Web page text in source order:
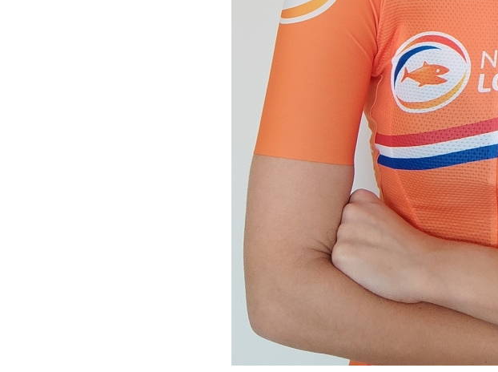
Wegwielrennen
BMX Race
Kunstwielrijden